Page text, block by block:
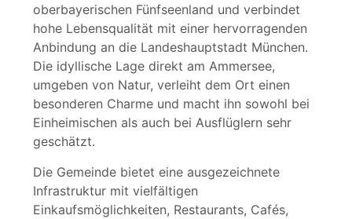
oberbayerischen Fünfseenland und verbindet
hohe Lebensqualität mit einer hervorragenden
Anbindung an die Landeshauptstadt München.
Die idyllische Lage direkt am Ammersee,
umgeben von Natur, verleiht dem Ort einen
besonderen Charme und macht ihn sowohl bei
Einheimischen als auch bei Ausflüglern sehr
geschätzt.
Die Gemeinde bietet eine ausgezeichnete
Infrastruktur mit vielfältigen
Einkaufsmöglichkeiten, Restaurants, Cafés,